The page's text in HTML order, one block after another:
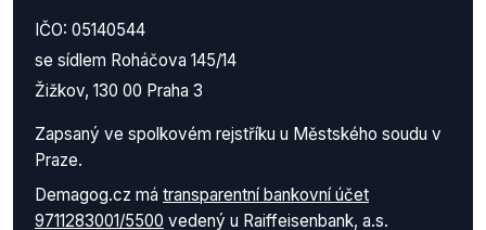
IČO: 05140544
se sídlem Roháčova 145/14
Žižkov, 130 00 Praha 3
Zapsaný ve spolkovém rejstříku u Městského soudu v
Praze.
Demagog.cz má transparentní bankovní účet
9711283001/5500 vedený u Raiffeisenbank, a.s.